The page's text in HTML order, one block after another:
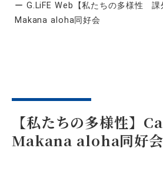
G.LiFE Web【私たちの多様性 課
Makana aloha同好会
【私たちの多様性】
Makana aloha同好会